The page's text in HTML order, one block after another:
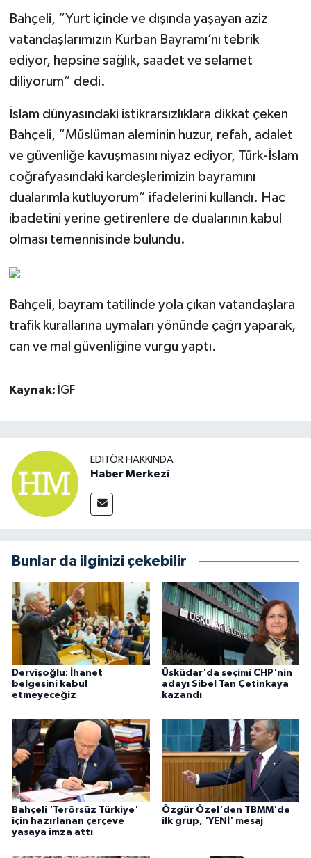
Bahçeli, “Yurt içinde ve dışında yaşayan aziz
vatandaşlarımızın Kurban Bayramı’nı tebrik
ediyor, hepsine sağlık, saadet ve selamet
diliyorum” dedi.
İslam dünyasındaki istikrarsızlıklara dikkat çeken
Bahçeli, “Müslüman aleminin huzur, refah, adalet
ve güvenliğe kavuşmasını niyaz ediyor, Türk-İslam
coğrafyasındaki kardeşlerimizin bayramını
dualarımla kutluyorum” ifadelerini kullandı. Hac
ibadetini yerine getirenlere de dualarının kabul
olması temennisinde bulundu.
Bahçeli, bayram tatilinde yola çıkan vatandaşlara
trafik kurallarına uymaları yönünde çağrı yaparak,
can ve mal güvenliğine vurgu yaptı.
Kaynak: İGF
EDITÖR HAKKINDA
Haber Merkezi
Bunlar da ilginizi çekebilir
Dervişoğlu: İhanet
belgesini kabul
etmeyeceğiz
Üsküdar'da seçimi CHP'nin
adayı Sibel Tan Çetinkaya
kazandı
Bahçeli 'Terörsüz Türkiye'
için hazırlanan çerçeve
yasaya imza attı
Özgür Özel'den TBMM'de
ilk grup, 'YENİ' mesaj